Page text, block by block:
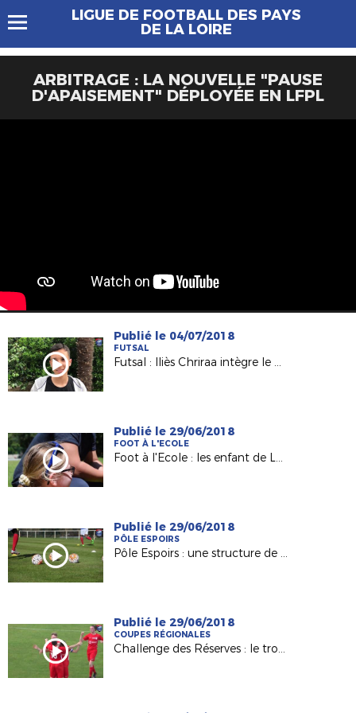
LIGUE DE FOOTBALL DES PAYS
DE LA LOIRE
ARBITRAGE : LA NOUVELLE "PAUSE
D'APAISEMENT" DÉPLOYÉE EN LFPL
Publié le 04/07/2018
FUTSAL
Futsal : Iliès Chriraa intègre le premier Pôle France à Lyon
Publié le 29/06/2018
FOOT À L'ECOLE
Foot à l'Ecole : les enfant de Landeronde Fiers d'Être Bleus
Publié le 29/06/2018
PÔLE ESPOIRS
Pôle Espoirs : une structure de qualité pour nos jeunes !
Publié le 29/06/2018
COUPES RÉGIONALES
Challenge des Réserves : le trophée pour la réserve du Saint Nazaire AF